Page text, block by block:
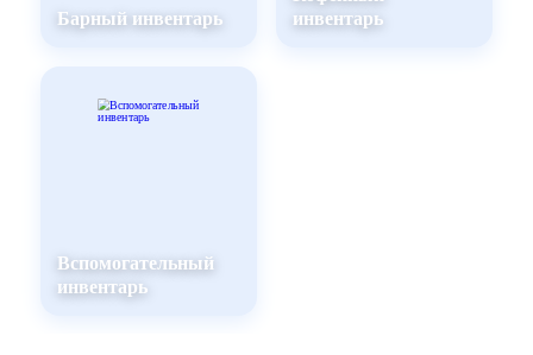
Барный инвентарь
инвентарь
Вспомогательный
инвентарь